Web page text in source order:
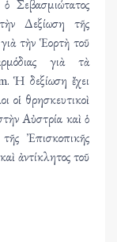
Σεβασμιώτατος
Δεξίωση τῆς
τὴν Ἑορτὴ τοῦ
γιὰ τὰ
Ἡ δεξίωση ἔχει
οἱ θρησκευτικοὶ
Αὐστρία καὶ ὁ
Ἐπισκοπικῆς
ἀντίκλητος τοῦ